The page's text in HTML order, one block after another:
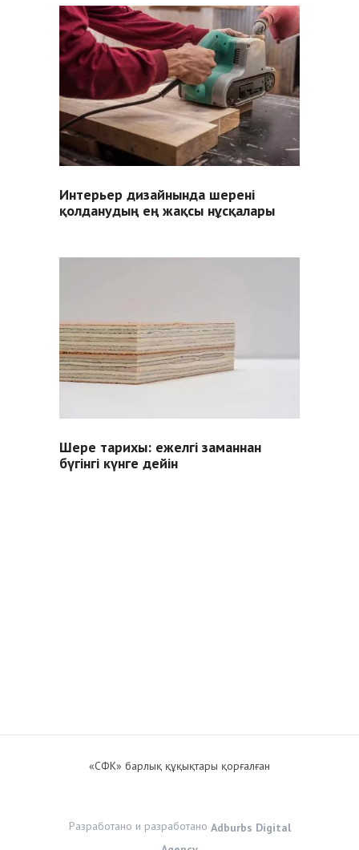
Интерьер дизайнында шерені
қолданудың ең жақсы нұсқалары
Шере тарихы: ежелгі заманнан
бүгінгі күнге дейін
«СФК» барлық құқықтары қорғалған
Разработано и разработано Adburbs Digital